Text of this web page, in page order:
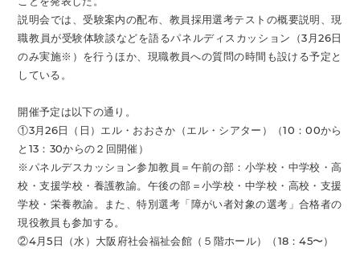
説明会では、受験案内の配布、教員採用選考テストの概要説明、現
職教員が受験体験談などを語るパネルディスカッション（3月26日
のみ実施※）を行うほか、現職教員への質問の時間も設ける予定と
している。
開催予定は以下の通り。
①3月26日（日）エル・おおさか（エル・シアター）（10：00から
と13：30からの２回開催）
※パネルデスカッション参加教員＝午前の部：小学校・中学校・高
校・支援学校・養護教諭。午後の部＝小学校・中学校・高校・支援
学校・栄養教諭。また、特別選考「障がい者対象の選考」合格者の
現役教員も参加する。
②4月5日（水）大阪府社会福祉会館（５階ホール）（18：45〜）